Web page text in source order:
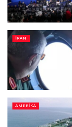
İRAN
AMERIKA